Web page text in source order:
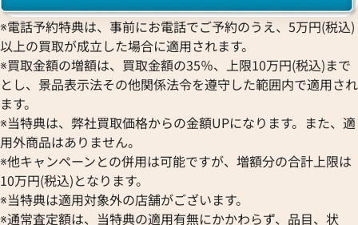
格
日時点の参考買取価格です
参考買取価格
3,551,000円
※2026年2月9日時点の参考買
※電話予約特典は、事前にお電話でご予約のうえ、5万円(税込)
以上の買取が成立した場合に適用されます。
※買取金額の増額は、買取金額の35％、上限10万円(税込)まで
とし、景品表示法その他関係法令を遵守した範囲内で適用され
ます。
※当特典は、弊社買取価格からの金額UPになります。また、適
用外商品はありません。
※他キャンペーンとの併用は可能ですが、増額分の合計上限は
10万円(税込)となります。
※当特典は適用対象外の店舗がございます。
※通常査定額は、当特典の適用有無にかかわらず、品目、状